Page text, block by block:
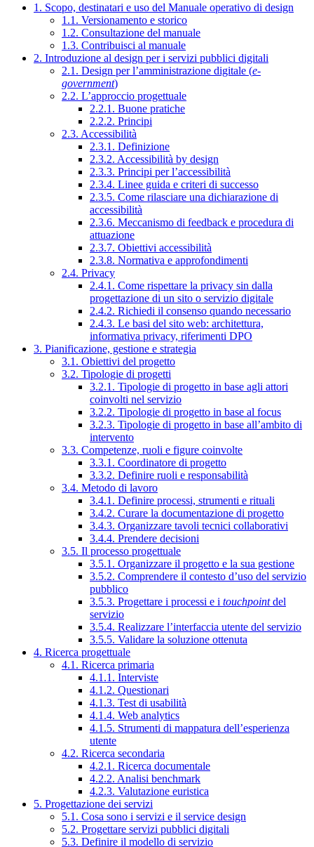
1. Scopo, destinatari e uso del Manuale operativo di design
1.1. Versionamento e storico
1.2. Consultazione del manuale
1.3. Contribuisci al manuale
2. Introduzione al design per i servizi pubblici digitali
2.1. Design per l’amministrazione digitale (e-
government)
2.2. L’approccio progettuale
2.2.1. Buone pratiche
2.2.2. Principi
2.3. Accessibilità
2.3.1. Definizione
2.3.2. Accessibilità by design
2.3.3. Principi per l’accessibilità
2.3.4. Linee guida e criteri di successo
2.3.5. Come rilasciare una dichiarazione di
accessibilità
2.3.6. Meccanismo di feedback e procedura di
attuazione
2.3.7. Obiettivi accessibilità
2.3.8. Normativa e approfondimenti
2.4. Privacy
2.4.1. Come rispettare la privacy sin dalla
progettazione di un sito o servizio digitale
2.4.2. Richiedi il consenso quando necessario
2.4.3. Le basi del sito web: architettura,
informativa privacy, riferimenti DPO
3. Pianificazione, gestione e strategia
3.1. Obiettivi del progetto
3.2. Tipologie di progetti
3.2.1. Tipologie di progetto in base agli attori
coinvolti nel servizio
3.2.2. Tipologie di progetto in base al focus
3.2.3. Tipologie di progetto in base all’ambito di
intervento
3.3. Competenze, ruoli e figure coinvolte
3.3.1. Coordinatore di progetto
3.3.2. Definire ruoli e responsabilità
3.4. Metodo di lavoro
3.4.1. Definire processi, strumenti e rituali
3.4.2. Curare la documentazione di progetto
3.4.3. Organizzare tavoli tecnici collaborativi
3.4.4. Prendere decisioni
3.5. Il processo progettuale
3.5.1. Organizzare il progetto e la sua gestione
3.5.2. Comprendere il contesto d’uso del servizio
pubblico
3.5.3. Progettare i processi e i touchpointdel
servizio
3.5.4. Realizzare l’interfaccia utente del servizio
3.5.5. Validare la soluzione ottenuta
4. Ricerca progettuale
4.1. Ricerca primaria
4.1.1. Interviste
4.1.2. Questionari
4.1.3. Test di usabilità
4.1.4. Web analytics
4.1.5. Strumenti di mappatura dell’esperienza
utente
4.2. Ricerca secondaria
4.2.1. Ricerca documentale
4.2.2. Analisi benchmark
4.2.3. Valutazione euristica
5. Progettazione dei servizi
5.1. Cosa sono i servizi e il service design
5.2. Progettare servizi pubblici digitali
5.3. Definire il modello di servizio